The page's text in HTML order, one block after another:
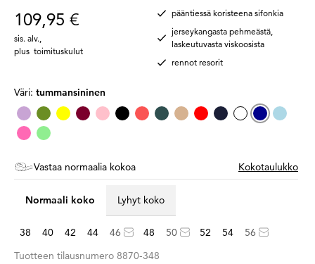
109,95 €
sis. alv.
plus toimituskulut
pääntiessä koristeena sifonkia
jerseykangasta pehmeästä,
laskeutuvasta viskoosista
rennot resorit
Väri: tummansininen
Vastaa normaalia kokoa Kokotaulukko
Normaali koko Lyhyt koko
38 40 42 44 46 48 50 52 54
56
Tuotteen tilausnumero 8870-348